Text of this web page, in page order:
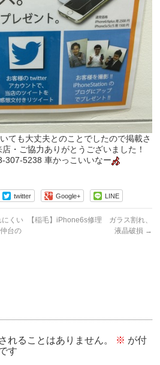
ても大丈夫とのことでしたので掲載さ
・ご協力ありがとうございました！
5238 車かっこいいなー
twitter Google+ LINE
にくい
台の
【稲毛】iPhone6s修理 ガラス割れ、
液晶破損 →
れることはありません。 ※ が付
す